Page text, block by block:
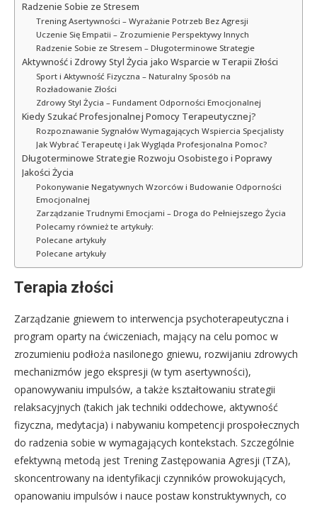
Radzenie Sobie ze Stresem
Trening Asertywności – Wyrażanie Potrzeb Bez Agresji
Uczenie Się Empatii – Zrozumienie Perspektywy Innych
Radzenie Sobie ze Stresem – Długoterminowe Strategie
Aktywność i Zdrowy Styl Życia jako Wsparcie w Terapii Złości
Sport i Aktywność Fizyczna – Naturalny Sposób na
Rozładowanie Złości
Zdrowy Styl Życia – Fundament Odporności Emocjonalnej
Kiedy Szukać Profesjonalnej Pomocy Terapeutycznej?
Rozpoznawanie Sygnałów Wymagających Wspiercia Specjalisty
Jak Wybrać Terapeutę i Jak Wygląda Profesjonalna Pomoc?
Długoterminowe Strategie Rozwoju Osobistego i Poprawy
Jakości Życia
Pokonywanie Negatywnych Wzorców i Budowanie Odporności
Emocjonalnej
Zarządzanie Trudnymi Emocjami – Droga do Pełniejszego Życia
Polecamy również te artykuły:
Polecane artykuły
Polecane artykuły
Terapia złości
Zarządzanie gniewem to interwencja psychoterapeutyczna i
program oparty na ćwiczeniach, mający na celu pomoc w
zrozumieniu podłoża nasilonego gniewu, rozwijaniu zdrowych
mechanizmów jego ekspresji (w tym asertywności),
opanowywaniu impulsów, a także kształtowaniu strategii
relaksacyjnych (takich jak techniki oddechowe, aktywność
fizyczna, medytacja) i nabywaniu kompetencji prospołecznych
do radzenia sobie w wymagających kontekstach. Szczególnie
efektywną metodą jest Trening Zastępowania Agresji (TZA),
skoncentrowany na identyfikacji czynników prowokujących,
opanowaniu impulsów i nauce postaw konstruktywnych, co